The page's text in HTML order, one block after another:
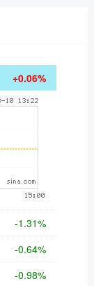
+0.06%
-1.31%
-0.64%
-0.98%